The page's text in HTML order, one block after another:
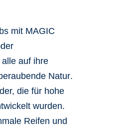
mit MAGIC
auf ihre
Natur.
die für hohe
wurden.
Reifen und